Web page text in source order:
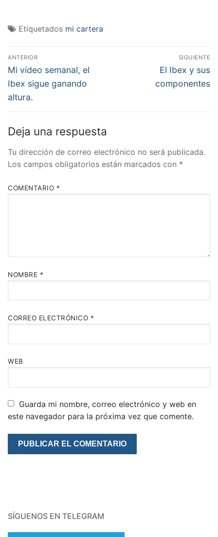
Etiquetados mi cartera
Navegación
de
entradas
ANTERIOR
Entrada
anterior:
Mi vídeo semanal, el
Ibex sigue ganando
altura.
SIGUIENTE
Entrada
siguiente:
El Ibex y sus
componentes
Deja una respuesta
Tu dirección de correo electrónico no será publicada.
Los campos obligatorios están marcados con *
COMENTARIO *
NOMBRE *
CORREO ELECTRÓNICO *
WEB
Guarda mi nombre, correo electrónico y web en
este navegador para la próxima vez que comente.
SÍGUENOS EN TELEGRAM